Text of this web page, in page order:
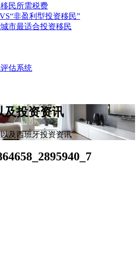
民所需税费
非盈利型投资移民”
市最适合投资移民
估系统
及投资资讯
及西班牙投资资讯